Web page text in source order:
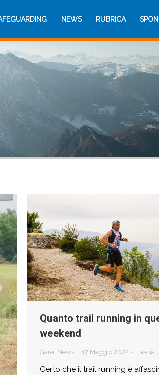
NEWS RUBRICA
Quanto trail running in
weekend
Gare, News 17 Maggio 2022 Lascia
Certo che il trail running è